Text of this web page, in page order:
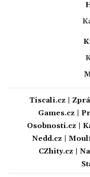
Tiscali.cz
Games.cz
Osobnosti.cz
Nedd.cz
CZhity.cz